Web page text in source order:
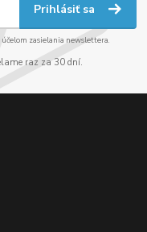
Prihlásiť sa
účelom zasielania newslettera.
raz za 30 dní.